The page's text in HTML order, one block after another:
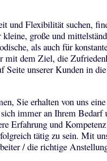
und Flexibilität suchen,
große und
als auch für
mit dem Ziel, die
Seite unserer Kunden in
Sie erhalten von uns
immer an Ihrem Bedarf
Erfahrung und Kompetenz
tätig zu sein. Mit
/ die richtige